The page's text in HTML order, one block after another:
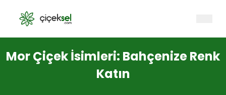
Mor Çiçek İsimleri: Bahçenize Renk
Katın